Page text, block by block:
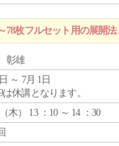
枚フルセット用の展開法
彰雄
～ 7月 1日
休講となります。
木） 13 ：10 ～ 14 ：30